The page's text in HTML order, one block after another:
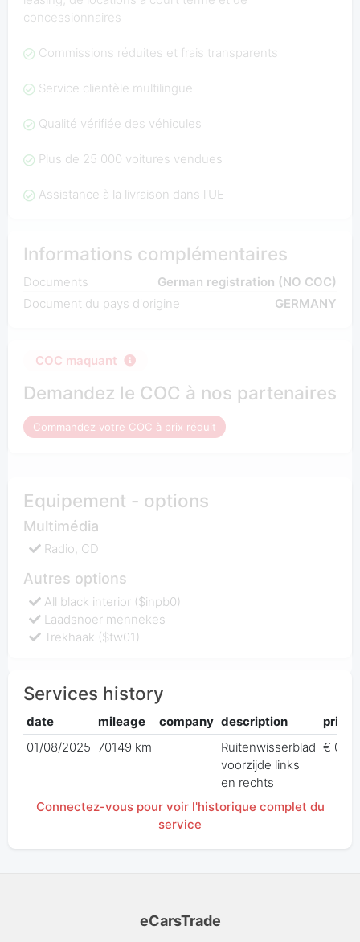
concessionnaires
Commissions réduites et frais transparents
Service clientèle multilingue
Qualité vérifiée des véhicules
Plus de 25 000 voitures vendues
Assistance à la livraison dans l'UE
Informations complémentaires
Documents
German registration (NO COC)
Document du pays d'origine
GERMANY
COC maquant
Demandez le COC à nos partenaires
Commandez votre COC à prix réduit
Equipement - options
Multimédia
Radio, CD
Autres options
All black interior ($inpb0)
Laadsnoer mennekes
Trekhaak ($tw01)
Services history
date mileage company description
price
01/08/2025 70149 km
Ruitenwisserblad
voorzijde links
en rechts
€ 0,00
Connectez-vous pour voir l'historique complet du
service
eCarsTrade